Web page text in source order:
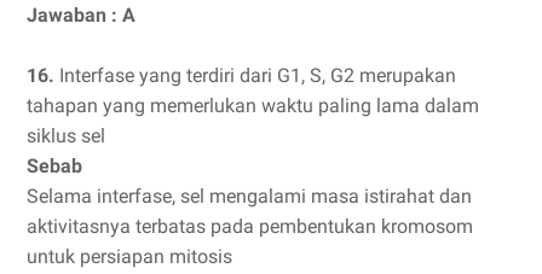
Jawaban : A
16. Interfase yang terdiri dari G1, S, G2 merupakan
tahapan yang memerlukan waktu paling lama dalam
siklus sel
Sebab
Selama interfase, sel mengalami masa istirahat dan
aktivitasnya terbatas pada pembentukan kromosom
untuk persiapan mitosis